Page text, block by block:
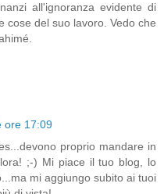
all'ignoranza evidente di
cose del suo lavoro. Vedo che
ore 17:09
proprio mandare in
;-) Mi piace il tuo blog, lo
mi aggiungo subito ai tuoi